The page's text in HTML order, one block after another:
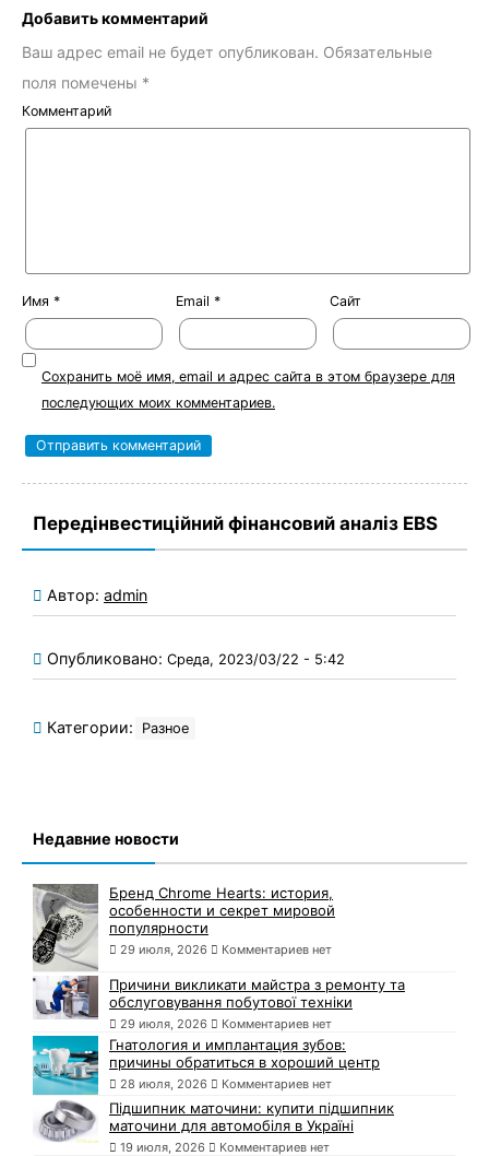
Добавить комментарий
Ваш адрес email не будет опубликован. Обязательные
поля помечены *
Комментарий
Имя * Email * Сайт
Сохранить моё имя, email и адрес сайта в этом браузере для
последующих моих комментариев.
Передінвестиційний фінансовий аналіз EBS
Автор: admin
Опубликовано: Среда, 2023/03/22 - 5:42
Категории: Разное
Недавние новости
Бренд Chrome Hearts: история,
особенности и секрет мировой
популярности
29 июля, 2026 Комментариев нет
Причини викликати майстра з ремонту та
обслуговування побутової техніки
29 июля, 2026 Комментариев нет
Гнатология и имплантация зубов:
причины обратиться в хороший центр
28 июля, 2026 Комментариев нет
Підшипник маточини: купити підшипник
маточини для автомобіля в Україні
19 июля, 2026 Комментариев нет